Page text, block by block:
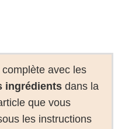
avec les
ingrédients dans la
que vous
les instructions